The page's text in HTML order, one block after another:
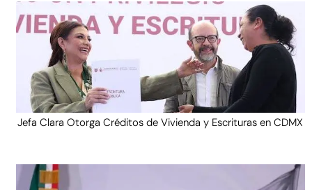
Jefa Clara Otorga Créditos de Vivienda y Escrituras en CDMX